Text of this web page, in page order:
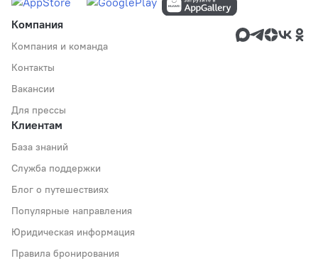
Компания
Компания и команда
Контакты
Вакансии
Для прессы
Клиентам
База знаний
Служба поддержки
Блог о путешествиях
Популярные направления
Юридическая информация
Правила бронирования